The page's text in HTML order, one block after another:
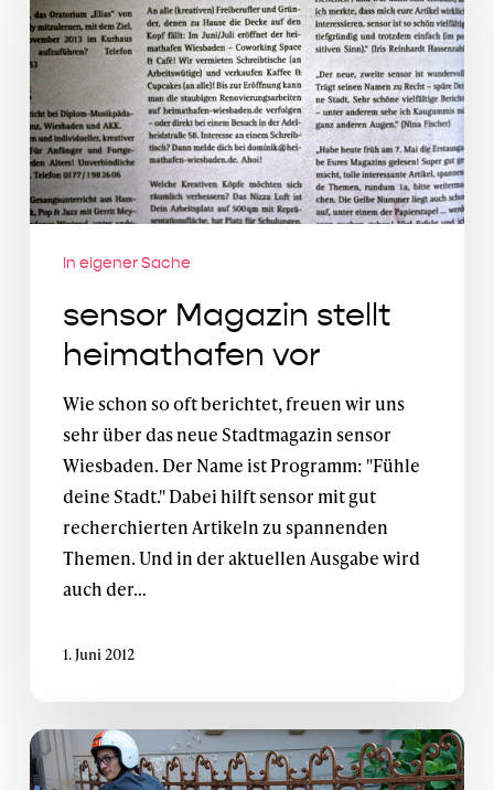
stellt
heimathafen
vor
In eigener Sache
sensor Magazin stellt
heimathafen vor
Wie schon so oft berichtet, freuen wir uns
sehr über das neue Stadtmagazin sensor
Wiesbaden. Der Name ist Programm: "Fühle
deine Stadt." Dabei hilft sensor mit gut
recherchierten Artikeln zu spannenden
Themen. Und in der aktuellen Ausgabe wird
auch der…
1. Juni 2012
Getting
things